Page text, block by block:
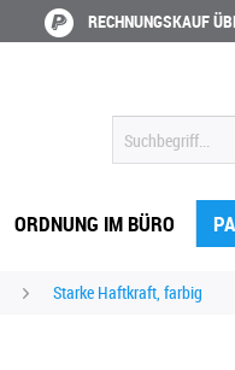
RECHNUNGSKAUF
ORDNUNG IM BÜRO
Starke Haftkraft, farbig